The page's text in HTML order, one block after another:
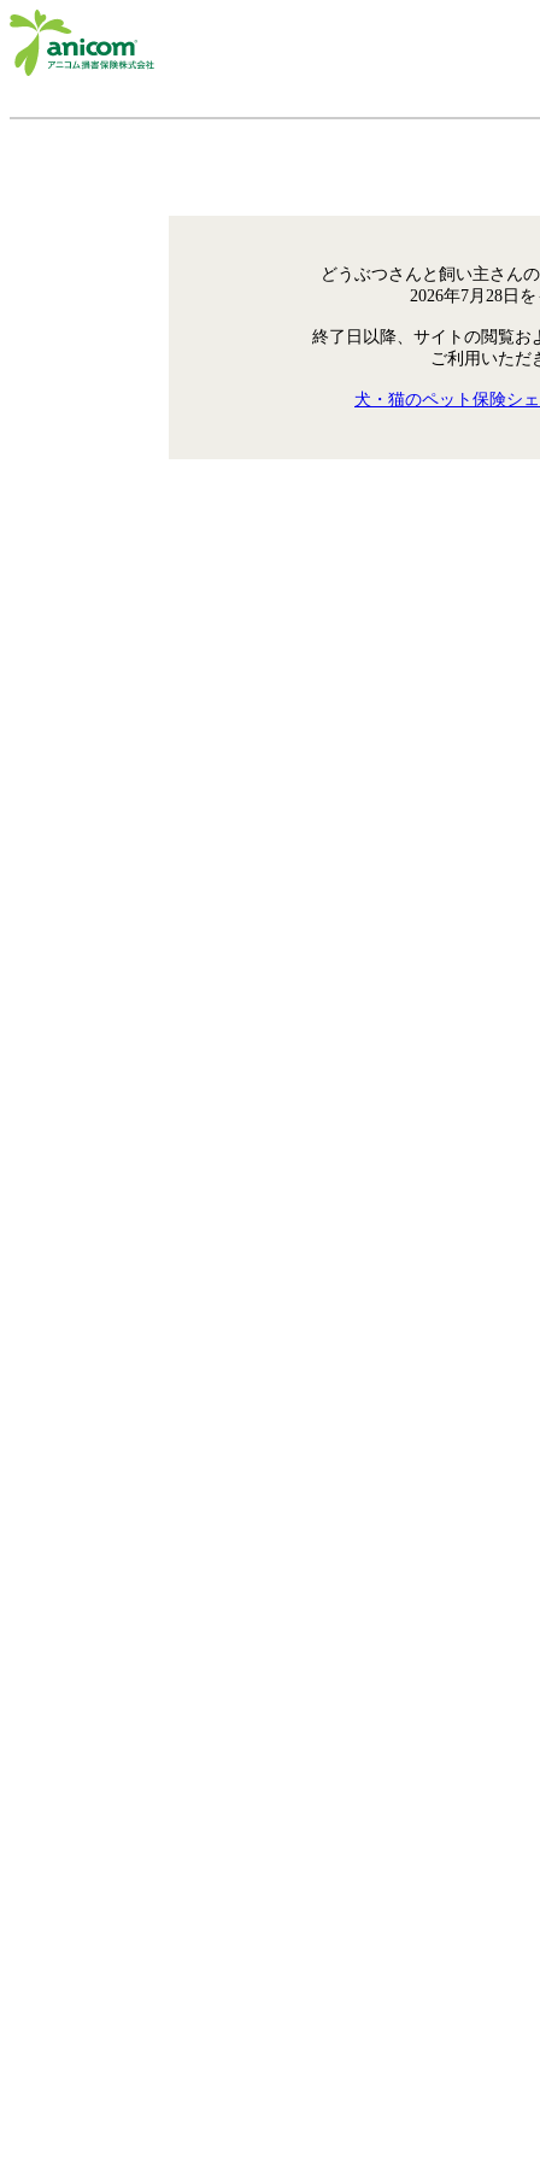
どうぶつさんと飼い主さん
2026年7月28日
終了日以降、サイトの閲覧お
ご利用いただ
犬・猫のペット保険シ